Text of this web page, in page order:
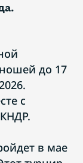
до 17
с
в мае